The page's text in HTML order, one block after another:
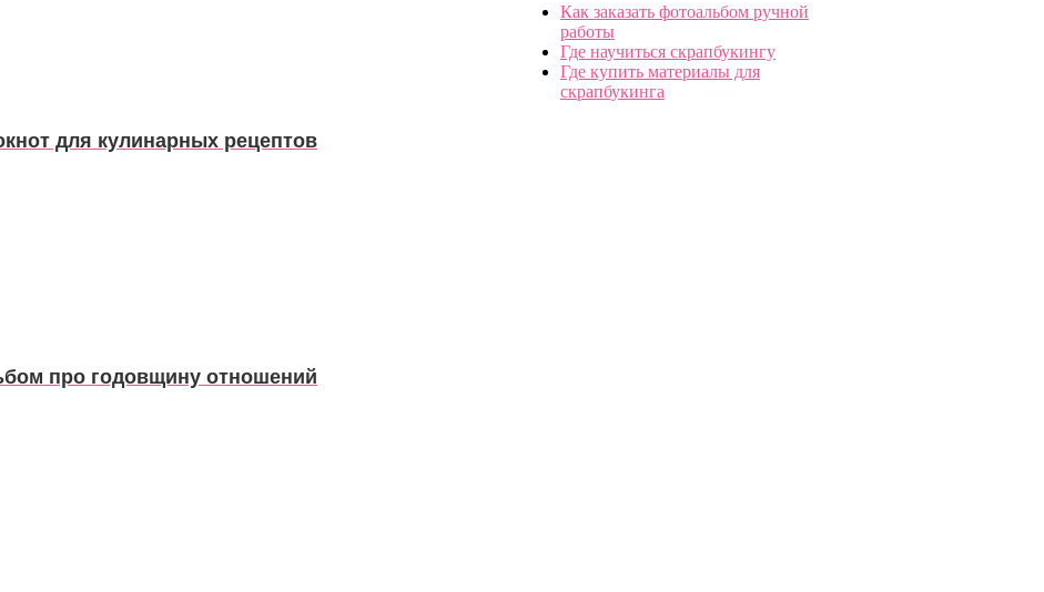
для кулинарных рецептов
про годовщину отношений
Как заказать фотоальбом ручной
работы
Где научиться скрапбукингу
Где купить материалы для
скрапбукинга